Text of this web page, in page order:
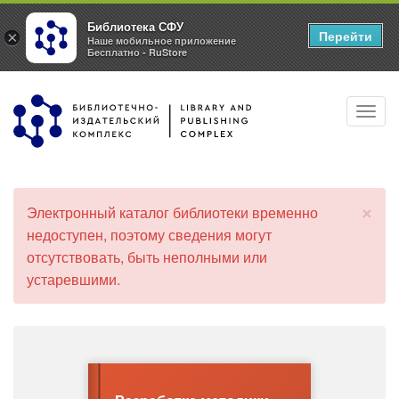
Перейти
основному
×
о
о
б
щ
е
Электронный каталог библиотеки временно
недоступен, поэтому сведения могут
отсутствовать, быть неполными или
устаревшими.
×
Библиотека СФУ
Наше мобильное приложение
Бесплатно - RuStore
Перейти